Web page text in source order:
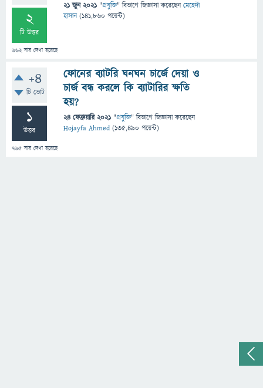
2
টি উত্তর
662বার দেখা হয়েছে
21 জুন 2021 "প্রযুক্তি" বিভাগে জিজ্ঞাসাকরেছেনমেহেদী
হাসান (141,860 পয়েন্ট)
+4
টি ভোট
1
উত্তর
765 বার দেখা হয়েছে
ফোনের ব্যাটরি ঘনঘন চার্জে দেয়া ও
চার্জ বন্ধ করলে কি ব্যাটারির ক্ষতি
হয়?
24 ফেব্রুয়ারি 2021 "প্রযুক্তি" বিভাগে জিজ্ঞাসাকরেছেন
Hojayfa Ahmed (135,490 পয়েন্ট)